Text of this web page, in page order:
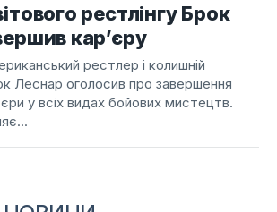
рестлінгу Брок
кар’єру
рестлер і колишній
Леснар оголосив про завершення
у всіх видах бойових мистецтв.